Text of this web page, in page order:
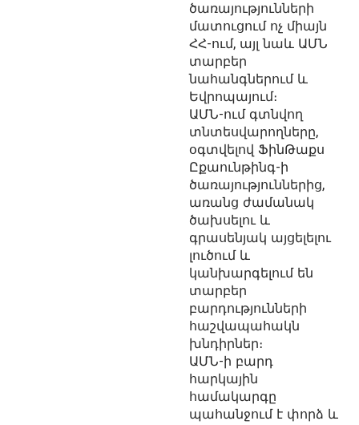
ծառայությունների
մատուցում ոչ միայն
ՀՀ-ում, այլ նաև ԱՄՆ
տարբեր
նահանգներում և
Եվրոպայում։
ԱՄՆ-ում գտնվող
տնտեսվարողները,
օգտվելով ՖինԹաքս
Ըքաունթինգ-ի
ծառայություններից,
առանց ժամանակ
ծախսելու և
գրասենյակ այցելելու
լուծում և
կանխարգելում են
տարբեր
բարդությունների
հաշվապահակն
խնդիրներ։
ԱՄՆ-ի բարդ
հարկային
համակարգը
պահանջում է փորձ և